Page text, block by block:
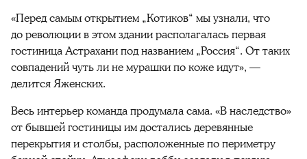
«Перед самым открытием „Котиков“ мы узнали, что
до революции в этом здании располагалась первая
гостиница Астрахани под названием „Россия“. От таких
совпадений чуть ли не мурашки по коже идут», —
делится Яженских.
Весь интерьер команда продумала сама. «В наследство»
от бывшей гостиницы им достались деревянные
перекрытия и столбы, расположенные по периметру